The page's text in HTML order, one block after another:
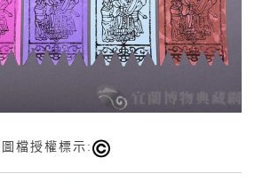
圖檔授權標示: